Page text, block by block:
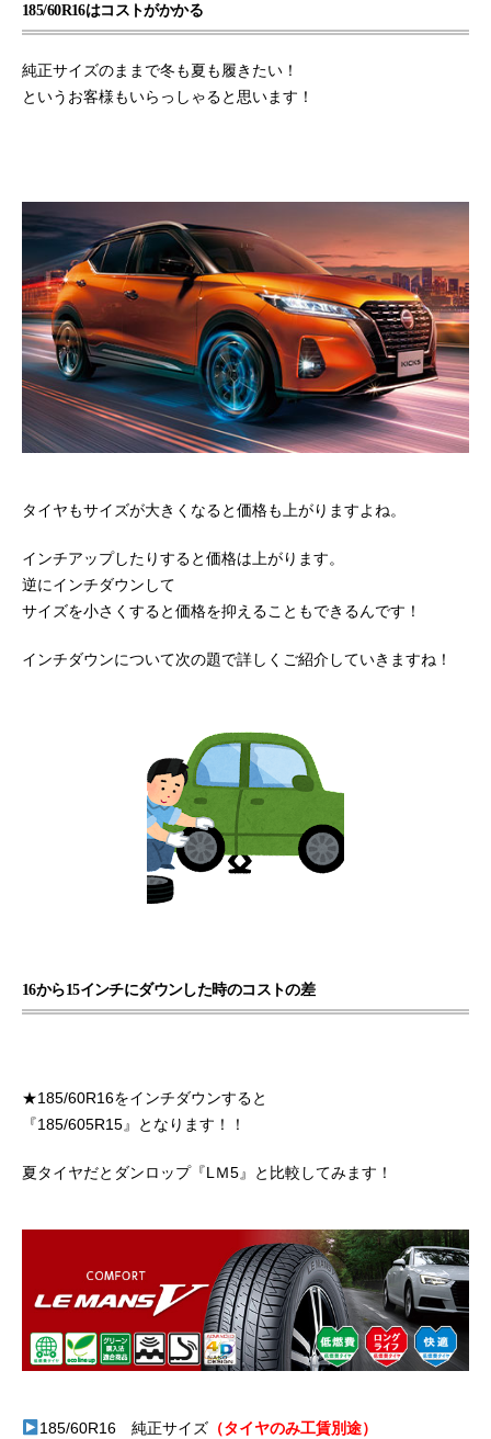
185/60R16はコストがかかる
純正サイズのままで冬も夏も履きたい！
というお客様もいらっしゃると思います！
タイヤもサイズが大きくなると価格も上がりますよね。
インチアップしたりすると価格は上がります。
逆にインチダウンして
サイズを小さくすると価格を抑えることもできるんです！
インチダウンについて次の題で詳しくご紹介していきますね！
16から15インチにダウンした時のコストの差
★185/60R16をインチダウンすると
『185/605R15』となります！！
夏タイヤだとダンロップ『LＭ5』と比較してみます！
185/60R16 純正サイズ （タイヤのみ工賃別途）